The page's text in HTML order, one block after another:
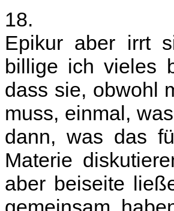
18.
Epikur aber irrt
billige ich vieles
dass sie, obwohl
muss, einmal,
dann, was das
Materie
aber beiseite